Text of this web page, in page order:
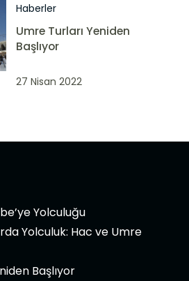
Haberler
Umre Turları Yeniden
Başlıyor
27 Nisan 2022
Yolculuğu
Yolculuk: Hac ve Umre
Başlıyor